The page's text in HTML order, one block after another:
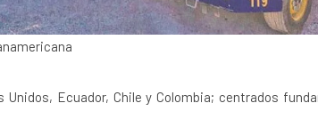
Ecuador, Chile y Colombia; centrados